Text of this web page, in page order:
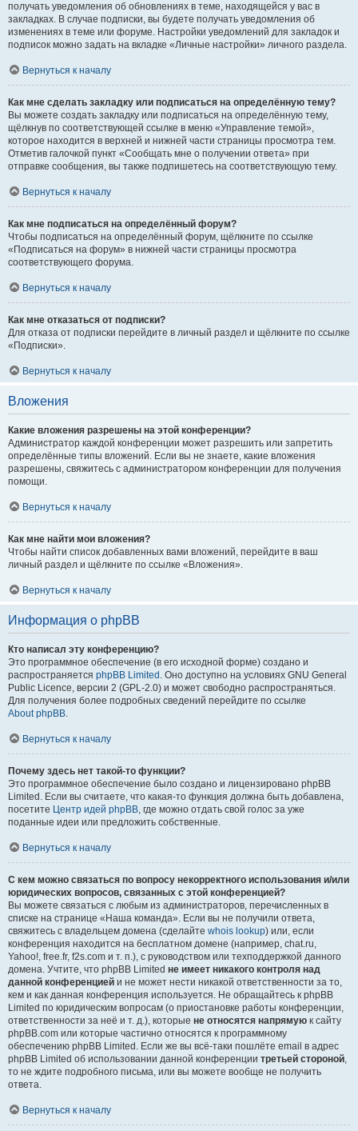
получать уведомления об обновлениях в теме, находящейся у вас в
закладках. В случае подписки, вы будете получать уведомления об
изменениях в теме или форуме. Настройки уведомлений для закладок и
подписок можно задать на вкладке «Личные настройки» личного раздела.
Вернуться к началу
Как мне сделать закладку или подписаться на определённую тему?
Вы можете создать закладку или подписаться на определённую тему,
щёлкнув по соответствующей ссылке в меню «Управление темой»,
которое находится в верхней и нижней части страницы просмотра тем.
Отметив галочкой пункт «Сообщать мне о получении ответа» при
отправке сообщения, вы также подпишетесь на соответствующую тему.
Вернуться к началу
Как мне подписаться на определённый форум?
Чтобы подписаться на определённый форум, щёлкните по ссылке
«Подписаться на форум» в нижней части страницы просмотра
соответствующего форума.
Вернуться к началу
Как мне отказаться от подписки?
Для отказа от подписки перейдите в личный раздел и щёлкните по ссылке
«Подписки».
Вернуться к началу
Вложения
Какие вложения разрешены на этой конференции?
Администратор каждой конференции может разрешить или запретить
определённые типы вложений. Если вы не знаете, какие вложения
разрешены, свяжитесь с администратором конференции для получения
помощи.
Вернуться к началу
Как мне найти мои вложения?
Чтобы найти список добавленных вами вложений, перейдите в ваш
личный раздел и щёлкните по ссылке «Вложения».
Вернуться к началу
Информация о phpBB
Кто написал эту конференцию?
Это программное обеспечение (в его исходной форме) создано и
распространяется phpBB Limited . Оно доступно на условиях GNU General
Public Licence, версии 2 (GPL-2.0) и может свободно распространяться.
Для получения более подробных сведений перейдите по ссылке
About phpBB.
Вернуться к началу
Почему здесь нет такой-то функции?
Это программное обеспечение было создано и лицензировано phpBB
Limited. Если вы считаете, что какая-то функция должна быть добавлена,
посетите Центр идей phpBB, где можно отдать свой голос за уже
поданные идеи или предложить собственные.
Вернуться к началу
С кем можно связаться по вопросу некорректного использования и/или
юридических вопросов, связанных с этой конференцией?
Вы можете связаться с любым из администраторов, перечисленных в
списке на странице «Наша команда». Если вы не получили ответа,
свяжитесь с владельцем домена (сделайте whois lookup) или, если
конференция находится на бесплатном домене (например, chat.ru,
Yahoo!, free.fr, f2s.com и т. п.), с руководством или техподдержкой данного
домена. Учтите, что phpBB Limited не имеет никакого контроля над
данной конференцией и не может нести никакой ответственности за то,
кем и как данная конференция используется. Не обращайтесь к phpBB
Limited по юридическим вопросам (о приостановке работы конференции,
ответственности за неё и т. д.), которые не относятся напрямую к сайту
phpBB.com или которые частично относятся к программному
обеспечению phpBB Limited. Если же вы всё-таки пошлёте email в адрес
phpBB Limited об использовании данной конференции третьей стороной,
то не ждите подробного письма, или вы можете вообще не получить
ответа.
Вернуться к началу